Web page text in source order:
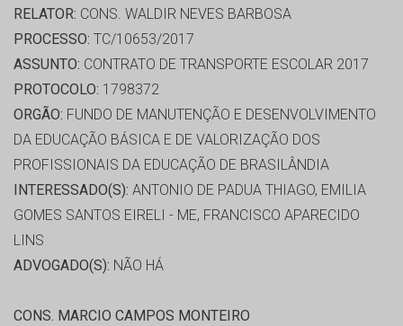
RELATOR: CONS. WALDIR NEVES BARBOSA
PROCESSO: TC/10653/2017
ASSUNTO: CONTRATO DE TRANSPORTE ESCOLAR 2017
PROTOCOLO: 1798372
ORGÃO: FUNDO DE MANUTENÇÃO E DESENVOLVIMENTO
DA EDUCAÇÃO BÁSICA E DE VALORIZAÇÃO DOS
PROFISSIONAIS DA EDUCAÇÃO DE BRASILÂNDIA
INTERESSADO(S): ANTONIO DE PADUA THIAGO, EMILIA
GOMES SANTOS EIRELI - ME, FRANCISCO APARECIDO
LINS
ADVOGADO(S): NÃO HÁ
CONS. MARCIO CAMPOS MONTEIRO